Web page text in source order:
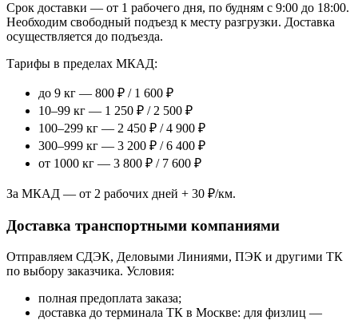
Срок доставки — от 1 рабочего дня, по будням с 9:00 до 18:00.
Необходим свободный подъезд к месту разгрузки. Доставка
осуществляется до подъезда.
Тарифы в пределах МКАД:
до 9 кг — 800 ₽ / 1 600 ₽
10–99 кг — 1 250 ₽ / 2 500 ₽
100–299 кг — 2 450 ₽ / 4 900 ₽
300–999 кг — 3 200 ₽ / 6 400 ₽
от 1000 кг — 3 800 ₽ / 7 600 ₽
За МКАД — от 2 рабочих дней + 30 ₽/км.
Доставка транспортными компаниями
Отправляем СДЭК, Деловыми Линиями, ПЭК и другими ТК
по выбору заказчика. Условия:
полная предоплата заказа;
доставка до терминала ТК в Москве: для физлиц —